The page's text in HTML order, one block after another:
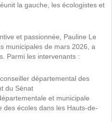
la gauche, les écologistes et
et passionnée, Pauline Le
municipales de mars 2026, a
Parmi les intervenants :
départemental des
du Sénat
et municipale
des écoles dans les Hauts-de-